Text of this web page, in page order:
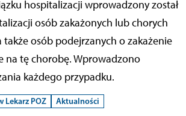
hospitalizacji wprowadzony został
osób zakażonych lub chorych
także osób podejrzanych o zakażenie
na tę chorobę. Wprowadzono
każdego przypadku.
Lekarz POZ
Aktualności